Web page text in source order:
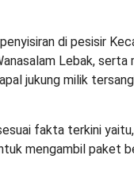
di pesisir
Lebak,
jukung milik
fakta terkini
mengambil paket